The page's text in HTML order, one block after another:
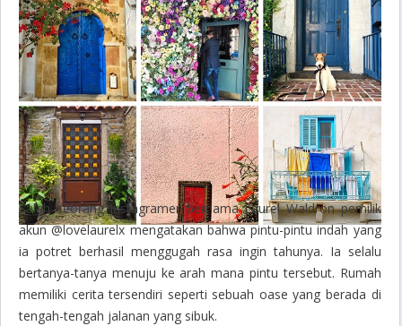
Salah seorang Instagramer bernama Laurel Waldron pemilik
akun @lovelaurelx mengatakan bahwa pintu-pintu indah yang
ia potret berhasil menggugah rasa ingin tahunya. Ia selalu
bertanya-tanya menuju ke arah mana pintu tersebut. Rumah
memiliki cerita tersendiri seperti sebuah oase yang berada di
tengah-tengah jalanan yang sibuk.